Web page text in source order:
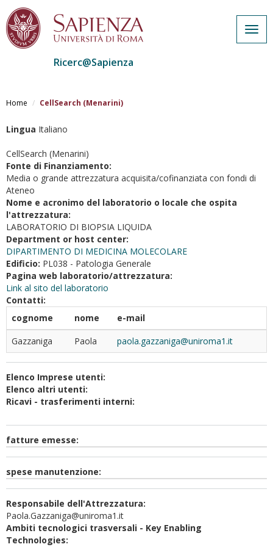
al
principale
Ricerc@Sapienza
Home CellSearch (Menarini)
Lingua Italiano
CellSearch (Menarini)
Fonte di Finanziamento:
Media o grande attrezzatura acquisita/cofinanziata con fondi di
Ateneo
Nome e acronimo del laboratorio o locale che ospita
l'attrezzatura:
LABORATORIO DI BIOPSIA LIQUIDA
Department or host center:
DIPARTIMENTO DI MEDICINA MOLECOLARE
Edificio: PL038 - Patologia Generale
Pagina web laboratorio/attrezzatura:
Link al sito del laboratorio
Contatti:
cognome
nome
e-mail
Gazzaniga
Paola paola.gazzaniga@uniroma1.it
Elenco Imprese utenti:
Elenco altri utenti:
Ricavi - trasferimenti interni:
fatture emesse:
spese manutenzione:
Responsabile dell'Attrezzatura:
Paola.Gazzaniga@uniroma1.it
Ambiti tecnologici trasversali - Key Enabling
Technologies: